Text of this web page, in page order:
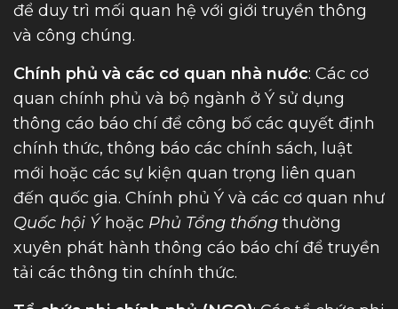
để duy trì mối quan hệ với giới truyền thông
và công chúng.
Chính phủ và các cơ quan nhà nước: Các cơ
quan chính phủ và bộ ngành ở Ý sử dụng
thông cáo báo chí để công bố các quyết định
chính thức, thông báo các chính sách, luật
mới hoặc các sự kiện quan trọng liên quan
đến quốc gia. Chính phủ Ý và các cơ quan như
Quốc hội Ýhoặc Phủ Tổng thống thường
xuyên phát hành thông cáo báo chí để truyền
tải các thông tin chính thức.